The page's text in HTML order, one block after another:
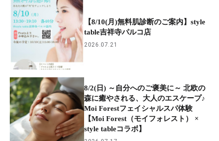
【8/10(月)無料肌診断のご案内】style
table吉祥寺パルコ店
2026.07.21
8/2(日) ～自分へのご褒美に～ 北欧の
森に癒やされる、大人のエスケープ♪
Moi Forestフェイシャルスパ体験
【Moi Forest（モイフォレスト） ×
style tableコラボ】